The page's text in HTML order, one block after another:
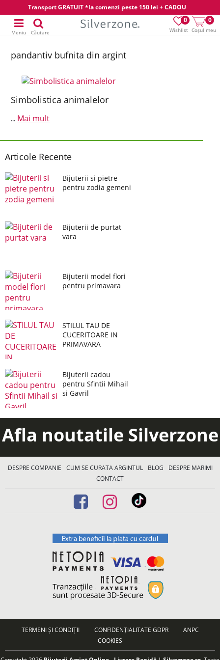
Transport GRATUIT *la comenzi peste 150 lei + CADOU
Wishlist
0
Coșul meu
0
Meniu Căutare
pandantiv bufnita din argint
Simbolistica animalelor
... Mai mult
Articole Recente
Bijuterii si pietre
pentru zodia gemeni
Bijuterii de purtat
vara
Bijuterii model flori
pentru primavara
STILUL TAU DE
CUCERITOARE IN
PRIMAVARA
Bijuterii cadou
pentru Sfintii Mihail
si Gavril
Afla noutatile Silverzone
DESPRE COMPANIE CUM SE CURATA ARGINTUL BLOG
DESPRE MARIMI
CONTACT
TERMENI ȘI CONDIȚII CONFIDENȚIALITATE GDPR
ANPC
COOKIES